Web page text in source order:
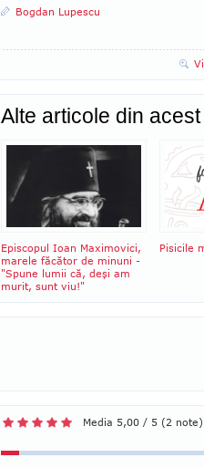
Bogdan Lupescu
Alte articole din
Episcopul Ioan Maximovici,
marele făcător de minuni -
"Spune lumii că, deşi am
murit, sunt viu!"
Pisicile
Media 5,00 / 5 (2 note)